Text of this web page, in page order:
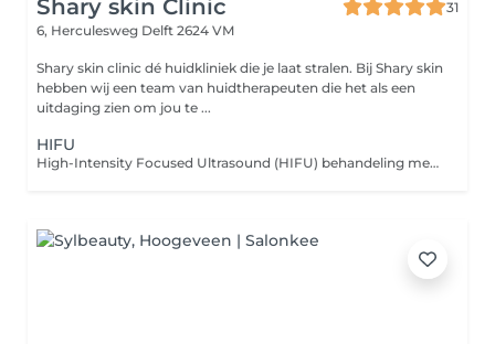
Shary skin Clinic
31
6, Herculesweg Delft 2624 VM
Shary skin clinic dé huidkliniek die je laat stralen. Bij Shary skin
hebben wij een team van huidtherapeuten die het als een
uitdaging zien om jou te ...
HIFU
High-Intensity Focused Ultrasound (HIFU) behandeling met behulp van het Ultraformer-apparaat. Deze niet-chirurgische procedure maakt gebruik van geconcentreerde ultrasone golven om de huid te verstrakken en te verjongen.